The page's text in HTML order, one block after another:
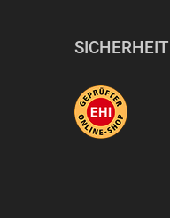
SICHERHEIT